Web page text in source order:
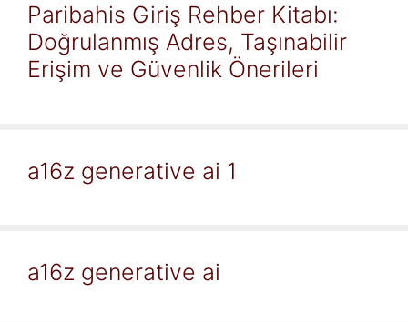
Paribahis Giriş Rehber Kitabı:
Doğrulanmış Adres, Taşınabilir
Erişim ve Güvenlik Önerileri
a16z generative ai 1
a16z generative ai